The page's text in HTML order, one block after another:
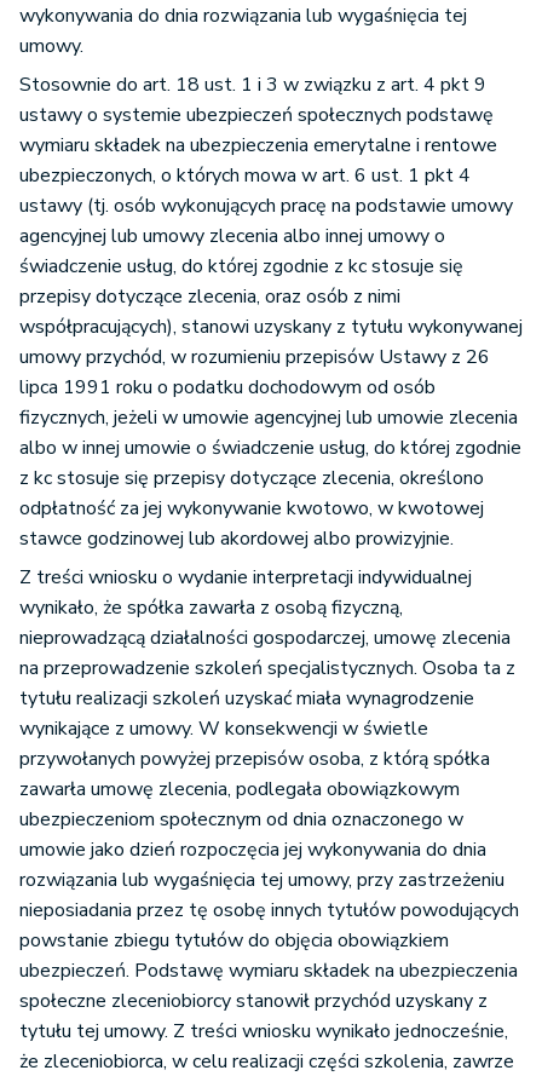
wykonywania do dnia rozwiązania lub wygaśnięcia tej
umowy.
Stosownie do art. 18 ust. 1 i 3 w związku z art. 4 pkt 9
ustawy o systemie ubezpieczeń społecznych podstawę
wymiaru składek na ubezpieczenia emerytalne i rentowe
ubezpieczonych, o których mowa w art. 6 ust. 1 pkt 4
ustawy (tj. osób wykonujących pracę na podstawie umowy
agencyjnej lub umowy zlecenia albo innej umowy o
świadczenie usług, do której zgodnie z kc stosuje się
przepisy dotyczące zlecenia, oraz osób z nimi
współpracujących), stanowi uzyskany z tytułu wykonywanej
umowy przychód, w rozumieniu przepisów Ustawy z 26
lipca 1991 roku o podatku dochodowym od osób
fizycznych, jeżeli w umowie agencyjnej lub umowie zlecenia
albo w innej umowie o świadczenie usług, do której zgodnie
z kc stosuje się przepisy dotyczące zlecenia, określono
odpłatność za jej wykonywanie kwotowo, w kwotowej
stawce godzinowej lub akordowej albo prowizyjnie.
Z treści wniosku o wydanie interpretacji indywidualnej
wynikało, że spółka zawarła z osobą fizyczną,
nieprowadzącą działalności gospodarczej, umowę zlecenia
na przeprowadzenie szkoleń specjalistycznych. Osoba ta z
tytułu realizacji szkoleń uzyskać miała wynagrodzenie
wynikające z umowy. W konsekwencji w świetle
przywołanych powyżej przepisów osoba, z którą spółka
zawarła umowę zlecenia, podlegała obowiązkowym
ubezpieczeniom społecznym od dnia oznaczonego w
umowie jako dzień rozpoczęcia jej wykonywania do dnia
rozwiązania lub wygaśnięcia tej umowy, przy zastrzeżeniu
nieposiadania przez tę osobę innych tytułów powodujących
powstanie zbiegu tytułów do objęcia obowiązkiem
ubezpieczeń. Podstawę wymiaru składek na ubezpieczenia
społeczne zleceniobiorcy stanowił przychód uzyskany z
tytułu tej umowy. Z treści wniosku wynikało jednocześnie,
że zleceniobiorca, w celu realizacji części szkolenia, zawrze